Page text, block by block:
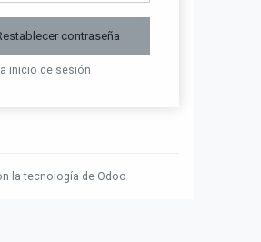
contraseña
inicio de sesión
la tecnología de Odoo